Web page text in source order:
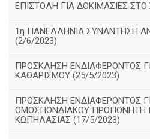
ΕΠΙΣΤΟΛΗ ΓΙΑ ΔΟΚΙΜΑΣΙΕΣ ΣΤΟ
1η ΠΑΝΕΛΛΗΝΙΑ ΣΥΝΑΝΤΗΣΗ
(2/6/2023)
ΠΡΟΣΚΛΗΣΗ ΕΝΔΙΑΦΕΡΟΝΤΟΣ
ΚΑΘΑΡΙΣΜΟΥ (25/5/2023)
ΠΡΟΣΚΛΗΣΗ ΕΝΔΙΑΦΕΡΟΝΤΟΣ
ΟΜΟΣΠΟΝΔΙΑΚΟΥ ΠΡΟΠΟΝΗΤΗ
ΚΩΠΗΛΑΣΙΑΣ (17/5/2023)